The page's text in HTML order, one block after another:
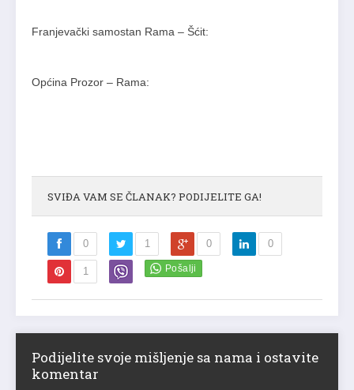
Franjevački samostan Rama – Šćit:
Općina Prozor – Rama:
SVIĐA VAM SE ČLANAK? PODIJELITE GA!
0 1 0 0
1
Podijelite svoje mišljenje sa nama i ostavite
komentar